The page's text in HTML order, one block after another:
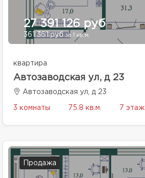
27 391 126 руб
361 361 рубза 1 кв.м.
квартира
Автозаводская ул, д 23
Автозаводская ул, д 23
3 комнаты 75.8 кв.м. 7 этаж
Продажа